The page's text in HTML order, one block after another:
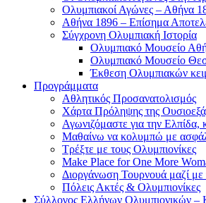
Ολυμπιακοί Αγώνες – Αθήνα
Αθήνα 1896 – Επίσημα
Σύγχρονη Ολυμπιακή Ιστορία
Ολυμπιακό Μουσείο
Ολυμπιακό Μουσείο
Έκθεση Ολυμπιακών
Προγράμματα
Αθλητικός Προσανατολισμός
Χάρτα Πρόληψης της
Αγωνιζόμαστε για την Ελπίδα,
Μαθαίνω να κολυμπώ με
Τρέξτε με τους Ολυμπιονίκες
Make Place for One More
Διοργάνωση Τουρνουά μαζί με
Πόλεις Ακτές & Ολυμπιονίκες
Σύλλογος Ελλήνων Ολυμπιονικών –